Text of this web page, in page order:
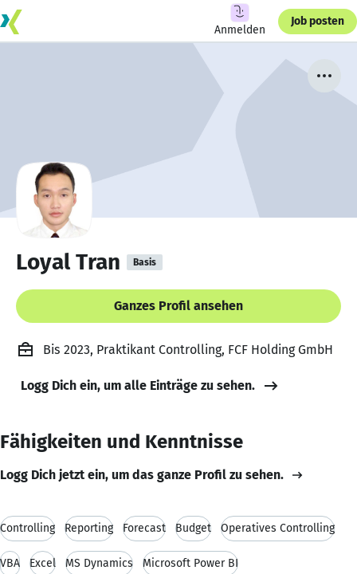
Anmelden
Job posten
Loyal Tran Basis
Ganzes Profil ansehen
Bis 2023, Praktikant Controlling, FCF Holding GmbH
Logg Dich ein, um alle Einträge zu sehen.
Fähigkeiten und Kenntnisse
Logg Dich jetzt ein, um das ganze Profil zu sehen.
Controlling Reporting Forecast Budget Operatives Controlling
VBA Excel MS Dynamics Microsoft Power BI